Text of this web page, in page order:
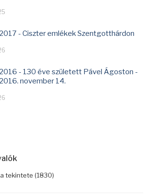
2017 - Ciszter emlékek Szentgotthárdon
2016 - 130 éve született Pável Ágoston -
2016. november 14.
tekintete (1830)